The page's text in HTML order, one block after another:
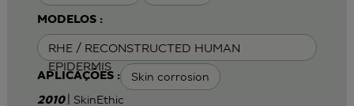
MODELOS :
RHE / RECONSTRUCTED HUMAN
EPIDERMIS
APLICAÇÕES : Skin corrosion
2010 | SkinEthic